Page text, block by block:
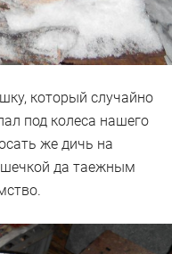
который случайно
под колеса нашего
же дичь на
да таежным